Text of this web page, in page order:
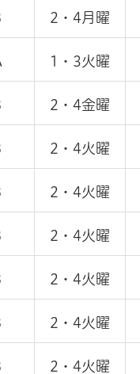
2・4月曜
1・3火曜
2・4金曜
2・4火曜
2・4火曜
2・4火曜
2・4火曜
2・4火曜
2・4火曜